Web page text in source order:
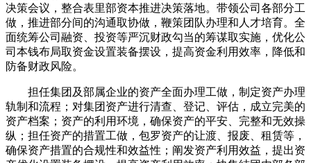
决策会议，整合表里部资本推进决策落地。带领公司各部分工
做，推进部分间的沟通取协做，鞭策团队办理和人才培育。全
面统筹公司融资、投资等严沉财政勾当的筹谋取实施，优化公
司本钱布局取资金设置装备摆设，提高资金利用效率，降低和
防备财政风险。
担任集团及部属企业的资产全面办理工做，制定资产办理
轨制和流程；对集团资产进行清查、登记、评估，成立完美的
资产档案；资产的利用环境，确保资产的平安、完整和无效操
纵；担任资产的措置工做，包罗资产的让渡、报废、租赁等，
确保资产措置的合规性和效益性；阐发资产利用效益，提出资